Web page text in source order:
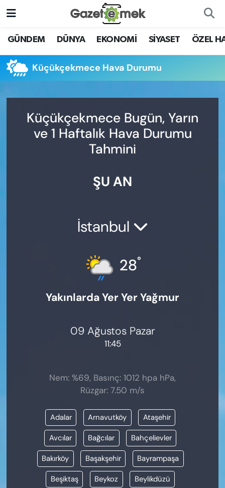
GÜNDEM DÜNYA EKONOMİ SİYASET ÖZEL
Küçükçekmece Hava Durumu
Küçükçekmece Bugün, Yarın
ve 1 Haftalık Hava Durumu
Tahmini
ŞU AN
İstanbul
28°
Yakınlarda Yer Yer Yağmur
09 Ağustos Pazar
11:45
Nem: %69, Basınç: 1012 hpa hPa,
Rüzgar: 7.50 m/s
Adalar Arnavutköy Ataşehir
Avcılar Bağcılar Bahçelievler
Bakırköy Başakşehir Bayrampaşa
Beşiktaş Beykoz Beylikdüzü
DÜNYA
EKONOMİ
YENİ MEDYADA EMEK
GAZETECİLİĞİNİ GELİŞTİRMEK
FAYDALI BİLGİLER
YAZAR KÖŞESİ
SİYASET
VAN VE DİYARBAKIR HABERLERİ
Nöbetçi Eczaneler
Hava Durumu
Trafik Durumu
Süper Lig Puan Durumu ve Fikstür
Son Dakika Haberleri
Haber Arşivi